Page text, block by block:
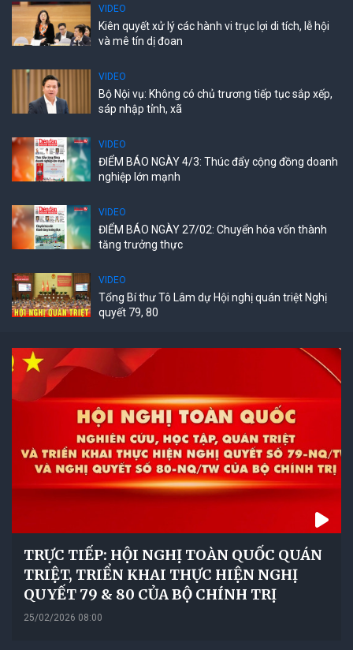
VIDEO
Kiên quyết xử lý các hành vi trục lợi di tích, lễ hội
và mê tín dị đoan
VIDEO
Bộ Nội vụ: Không có chủ trương tiếp tục sắp xếp,
sáp nhập tỉnh, xã
VIDEO
ĐIỂM BÁO NGÀY 4/3: Thúc đẩy cộng đồng doanh
nghiệp lớn mạnh
VIDEO
ĐIỂM BÁO NGÀY 27/02: Chuyển hóa vốn thành
tăng trưởng thực
VIDEO
Tổng Bí thư Tô Lâm dự Hội nghị quán triệt Nghị
quyết 79, 80
TRỰC TIẾP: HỘI NGHỊ TOÀN QUỐC QUÁN
TRIỆT, TRIỂN KHAI THỰC HIỆN NGHỊ
QUYẾT 79 & 80 CỦA BỘ CHÍNH TRỊ
25/02/2026 08:00